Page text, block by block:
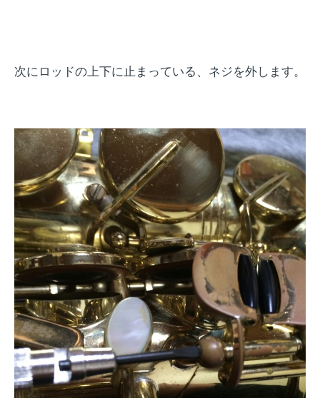
次にロッドの上下に止まっている、ネジを外します。